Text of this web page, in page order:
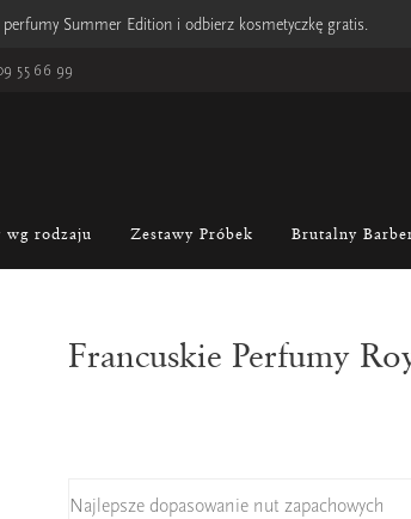
perfumy Summer Edition i odbierz kosmetyczkę gratis.
55 66 99
wg rodzaju Zestawy Próbek Brutalny
Francuskie Perfumy
Najlepsze dopasowanie nut zapachowych